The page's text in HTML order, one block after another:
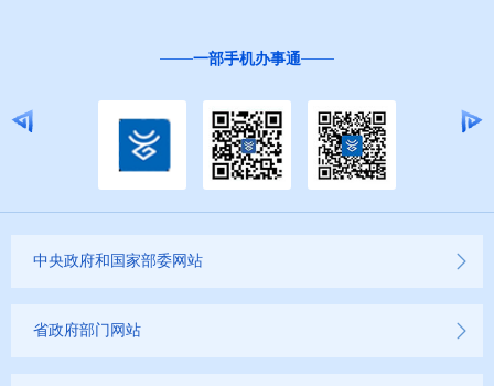
一部手机办事通
中央政府和国家部委网站
省政府部门网站